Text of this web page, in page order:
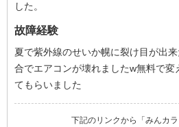
した。
故障経験
夏で紫外線のせいか幌に裂け目が出
合でエアコンが壊れましたw無料で変
てもらいました
下記のリンクから「みんカラ